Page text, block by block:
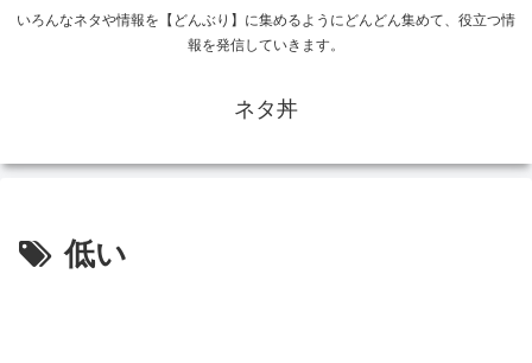
いろんなネタや情報を【どんぶり】に集めるようにどんどん集めて、役立つ情
報を発信していきます。
ネタ丼
低い